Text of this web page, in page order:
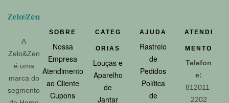
A
Zelo&Zen
é uma
marca do
segmento
SOBRE
Nossa
Empresa
Atendimento
ao Cliente
Cupons
CATEG
ORIAS
Louças e
Aparelho
de
Jantar
AJUDA
Rastreio
de
Pedidos
Política
de
ATENDI
MENTO
Telefon
e:
812011-
2202